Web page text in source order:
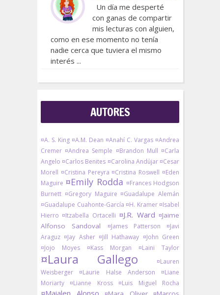
Un día me desperté
con ganas de compartir
mis lecturas con alguien,
como en ese momento no tenía
nadie cerca que tuviera el mismo
interés ...
AUTORES
¤A. S. King ¤A.M. Dean ¤Anahí C. Vargas ¤Andrea
Cremer ¤Andrea Semple ¤Brandon Mull ¤Carla
Angelo ¤Carlos Benites ¤Carolina Andújar ¤Cesar
Morell ¤Cristina Pereyra ¤Cristina Roswell ¤Eden
Maguire ¤Emily Rodda ¤Frances Hodgson
Burnett ¤Gregory Maguire ¤Guadalupe Alemán
¤Guadalupe Cuahonte-García ¤H. Kramer ¤Isabel
Hierro ¤Itzabella Ortacelli ¤J.R. Ward ¤Jaime
Alfonso Sandoval
¤James Patterson
¤Javi
Araguz ¤Jay Asher ¤Jill Hathaway ¤John Green
¤Jojo Moyes
¤Kass Morgan ¤Laini Taylor
¤Laura Gallego
¤Lauren
Weisberger
¤Laurie Halse Anderson
¤Liane
Moriarty
¤Lianne Kross ¤Luis Miguel Rocha